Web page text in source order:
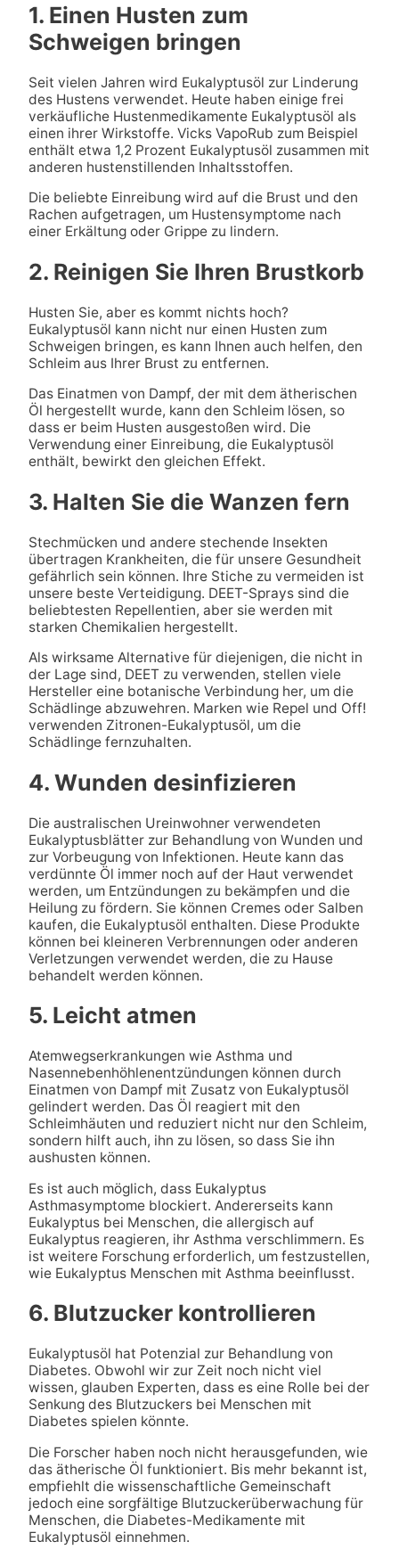
1. Einen Husten zum
Schweigen bringen
Seit vielen Jahren wird Eukalyptusöl zur Linderung
des Hustens verwendet. Heute haben einige frei
verkäufliche Hustenmedikamente Eukalyptusöl als
einen ihrer Wirkstoffe. Vicks VapoRub zum Beispiel
enthält etwa 1,2 Prozent Eukalyptusöl zusammen mit
anderen hustenstillenden Inhaltsstoffen.
Die beliebte Einreibung wird auf die Brust und den
Rachen aufgetragen, um Hustensymptome nach
einer Erkältung oder Grippe zu lindern.
2. Reinigen Sie Ihren Brustkorb
Husten Sie, aber es kommt nichts hoch?
Eukalyptusöl kann nicht nur einen Husten zum
Schweigen bringen, es kann Ihnen auch helfen, den
Schleim aus Ihrer Brust zu entfernen.
Das Einatmen von Dampf, der mit dem ätherischen
Öl hergestellt wurde, kann den Schleim lösen, so
dass er beim Husten ausgestoßen wird. Die
Verwendung einer Einreibung, die Eukalyptusöl
enthält, bewirkt den gleichen Effekt.
3. Halten Sie die Wanzen fern
Stechmücken und andere stechende Insekten
übertragen Krankheiten, die für unsere Gesundheit
gefährlich sein können. Ihre Stiche zu vermeiden ist
unsere beste Verteidigung. DEET-Sprays sind die
beliebtesten Repellentien, aber sie werden mit
starken Chemikalien hergestellt.
Als wirksame Alternative für diejenigen, die nicht in
der Lage sind, DEET zu verwenden, stellen viele
Hersteller eine botanische Verbindung her, um die
Schädlinge abzuwehren. Marken wie Repel und Off!
verwenden Zitronen-Eukalyptusöl, um die
Schädlinge fernzuhalten.
4. Wunden desinfizieren
Die australischen Ureinwohner verwendeten
Eukalyptusblätter zur Behandlung von Wunden und
zur Vorbeugung von Infektionen. Heute kann das
verdünnte Öl immer noch auf der Haut verwendet
werden, um Entzündungen zu bekämpfen und die
Heilung zu fördern. Sie können Cremes oder Salben
kaufen, die Eukalyptusöl enthalten. Diese Produkte
können bei kleineren Verbrennungen oder anderen
Verletzungen verwendet werden, die zu Hause
behandelt werden können.
5. Leicht atmen
Atemwegserkrankungen wie Asthma und
Nasennebenhöhlenentzündungen können durch
Einatmen von Dampf mit Zusatz von Eukalyptusöl
gelindert werden. Das Öl reagiert mit den
Schleimhäuten und reduziert nicht nur den Schleim,
sondern hilft auch, ihn zu lösen, so dass Sie ihn
aushusten können.
Es ist auch möglich, dass Eukalyptus
Asthmasymptome blockiert. Andererseits kann
Eukalyptus bei Menschen, die allergisch auf
Eukalyptus reagieren, ihr Asthma verschlimmern. Es
ist weitere Forschung erforderlich, um festzustellen,
wie Eukalyptus Menschen mit Asthma beeinflusst.
6. Blutzucker kontrollieren
Eukalyptusöl hat Potenzial zur Behandlung von
Diabetes. Obwohl wir zur Zeit noch nicht viel
wissen, glauben Experten, dass es eine Rolle bei der
Senkung des Blutzuckers bei Menschen mit
Diabetes spielen könnte.
Die Forscher haben noch nicht herausgefunden, wie
das ätherische Öl funktioniert. Bis mehr bekannt ist,
empfiehlt die wissenschaftliche Gemeinschaft
jedoch eine sorgfältige Blutzuckerüberwachung für
Menschen, die Diabetes-Medikamente mit
Eukalyptusöl einnehmen.